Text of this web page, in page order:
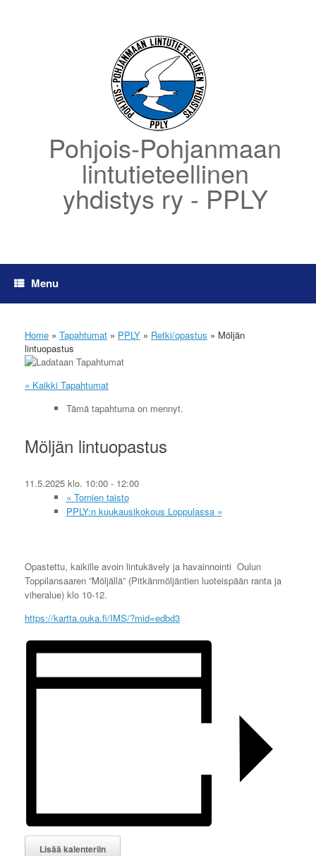
Pohjois-Pohjanmaan
lintutieteellinen
yhdistys ry - PPLY
Menu
Home » Tapahtumat » PPLY » Retki/opastus » Möljän
lintuopastus
« Kaikki Tapahtumat
Tämä tapahtuma on mennyt.
Möljän lintuopastus
11.5.2025 klo. 10:00 - 12:00
« Tornien taisto
PPLY:n kuukausikokous Loppulassa »
Opastettu, kaikille avoin lintukävely ja havainnointi Oulun
Toppilansaaren ”Möljällä” (Pitkänmöljäntien luoteispään ranta ja
viheralue) klo 10-12.
https://kartta.ouka.fi/IMS/?mid=edbd3
Lisää kalenteriin